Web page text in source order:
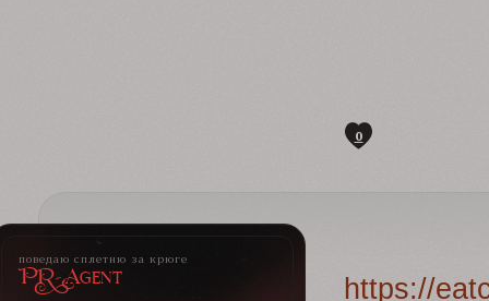
0
поведаю сплетню за крюге
PR-Agent https://